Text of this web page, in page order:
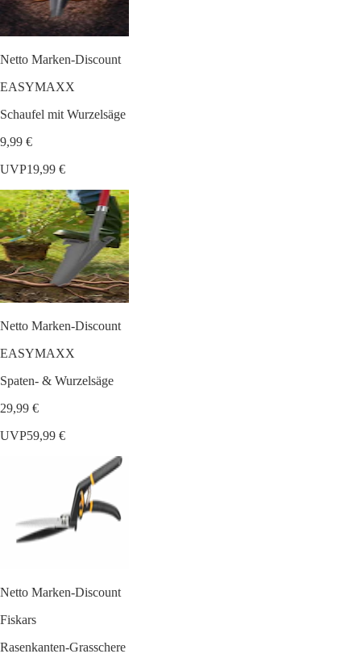
Netto Marken-Discount
EASYMAXX
Schaufel mit Wurzelsäge
9,99 €
UVP19,99 €
Netto Marken-Discount
EASYMAXX
Spaten- & Wurzelsäge
29,99 €
UVP59,99 €
Netto Marken-Discount
Fiskars
Rasenkanten-Grasschere